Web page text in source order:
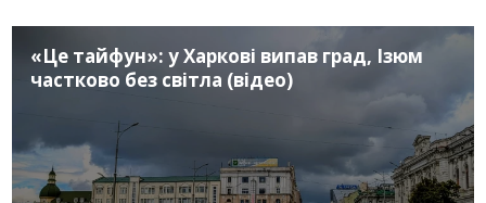
«Це тайфун»: у Харкові випав град, Ізюм
частково без світла (відео)